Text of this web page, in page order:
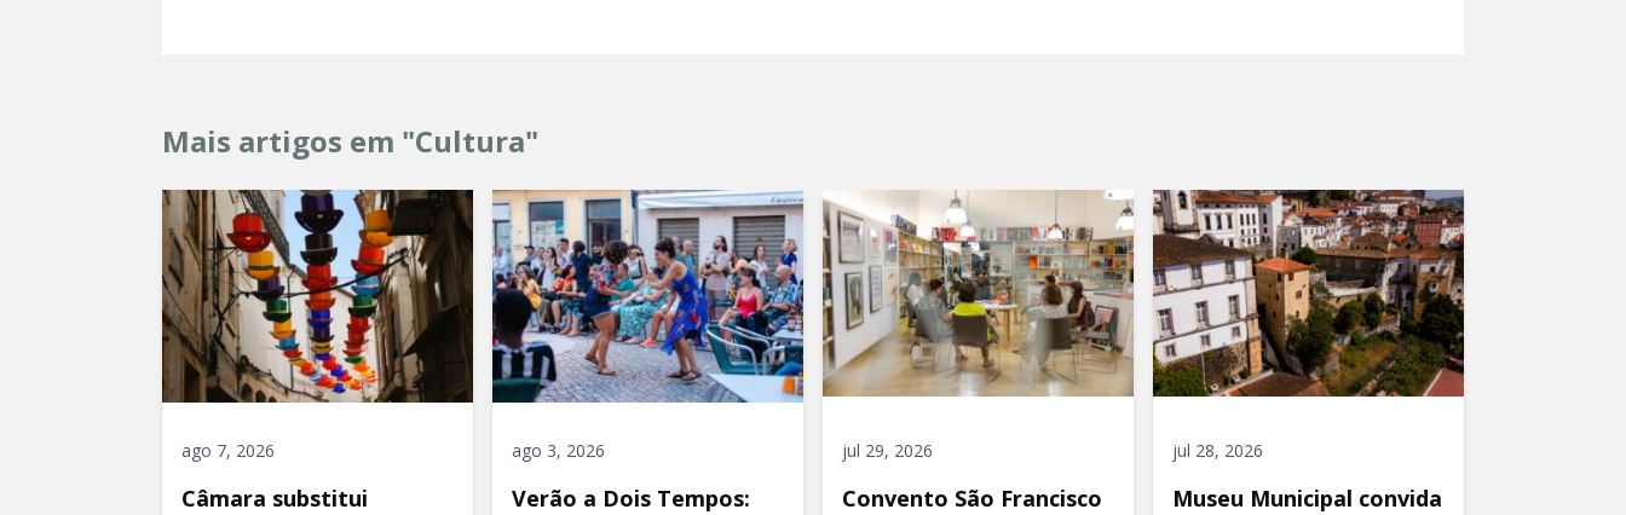
Mais artigos em "Cultura"
ago 7, 2026
Câmara substitui
ago 3, 2026
Verão a Dois Tempos:
jul 29, 2026
Convento São Francisco
jul 28, 2026
Museu Municipal convida